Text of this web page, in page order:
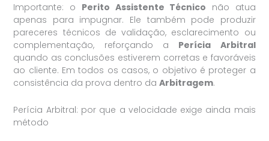
Importante: o Perito Assistente Técnico não atua
apenas para impugnar. Ele também pode produzir
pareceres técnicos de validação, esclarecimento ou
complementação, reforçando a Perícia Arbitral
quando as conclusões estiverem corretas e favoráveis
ao cliente. Em todos os casos, o objetivo é proteger a
consistência da prova dentro daArbitragem.
Perícia Arbitral: por que a velocidade exige ainda mais
método